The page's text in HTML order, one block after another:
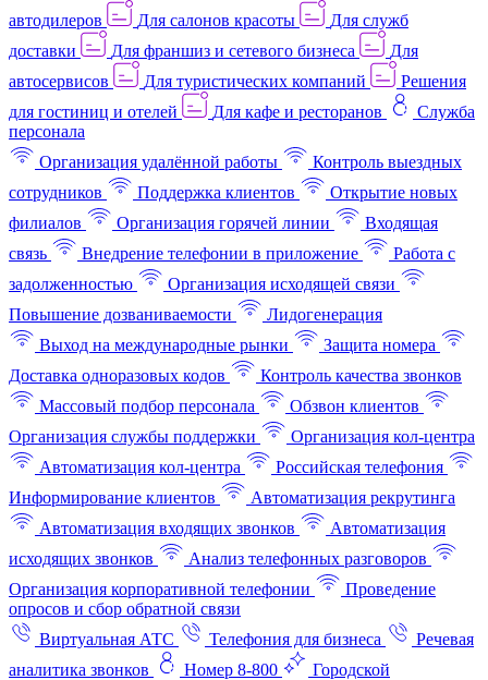
автодилеров
Для салонов красоты
Для служб
доставки
Для франшиз и сетевого бизнеса
Для
автосервисов
Для туристических компаний
Решения
для гостиниц и отелей
Для кафе и ресторанов
Служба
персонала
Организация удалённой работы
Контроль выездных
сотрудников
Поддержка клиентов
Открытие новых
филиалов
Организация горячей линии
Входящая
связь
Внедрение телефонии в приложение
Работа с
задолженностью
Организация исходящей связи
Повышение дозваниваемости
Лидогенерация
Выход на международные рынки
Защита номера
Доставка одноразовых кодов
Контроль качества звонков
Массовый подбор персонала
Обзвон клиентов
Организация службы поддержки
Организация кол-центра
Автоматизация кол-центра
Российская телефония
Информирование клиентов
Автоматизация рекрутинга
Автоматизация входящих звонков
Автоматизация
исходящих звонков
Анализ телефонных разговоров
Организация корпоративной телефонии
Проведение
опросов и сбор обратной связи
Виртуальная АТС
Телефония для бизнеса
Речевая
аналитика звонков
Номер 8-800
Городской